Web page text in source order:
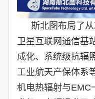
斯北图布局了
卫星互联网通信基
成化、系统级抗辐
工业航天产保体系
机电热辐射与EMC